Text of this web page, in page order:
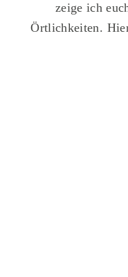
zeige ich
Örtlichkeiten.